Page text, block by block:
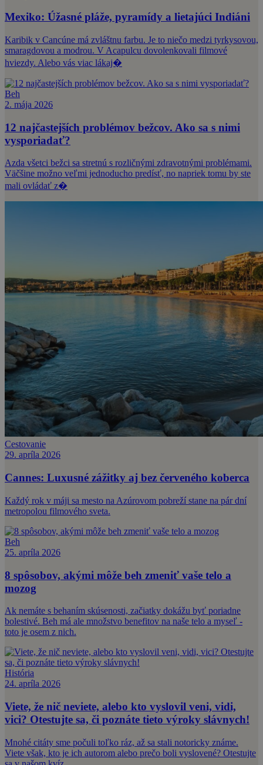
Mexiko: Úžasné pláže, pyramídy a lietajúci Indiáni
Karibik v Cancúne má zvláštnu farbu. Je to niečo medzi tyrkysovou,
smaragdovou a modrou. V Acapulcu dovolenkovali filmové
hviezdy. Alebo vás viac lákaj�
Beh
2. mája 2026
12 najčastejších problémov bežcov. Ako sa s nimi
vysporiadať?
Azda všetci bežci sa stretnú s rozličnými zdravotnými problémami.
Väčšine možno veľmi jednoducho predísť, no napriek tomu by ste
mali ovládať z�
Cestovanie
29. apríla 2026
Cannes: Luxusné zážitky aj bez červeného koberca
Každý rok v máji sa mesto na Azúrovom pobreží stane na pár dní
metropolou filmového sveta.
Beh
25. apríla 2026
8 spôsobov, akými môže beh zmeniť vaše telo a
mozog
Ak nemáte s behaním skúsenosti, začiatky dokážu byť poriadne
bolestivé. Beh má ale množstvo benefitov na naše telo a myseľ -
toto je osem z nich.
História
24. apríla 2026
Viete, že nič neviete, alebo kto vyslovil veni, vidi,
vici? Otestujte sa, či poznáte tieto výroky slávnych!
Mnohé citáty sme počuli toľko ráz, až sa stali notoricky známe.
Viete však, kto je ich autorom alebo prečo boli vyslovené? Otestujte